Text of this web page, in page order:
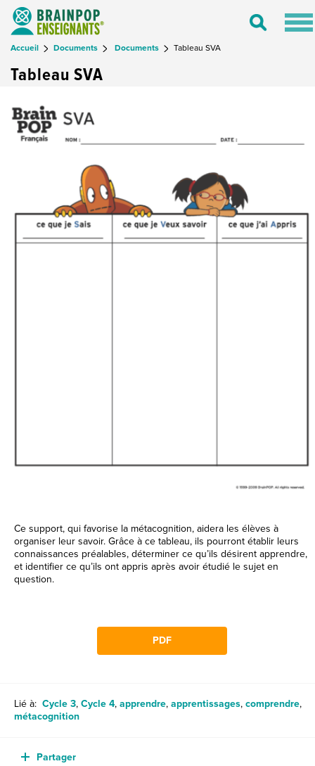
Toggle
Accueil Documents Documents Tableau SVA
Tableau SVA
Ce support, qui favorise la métacognition, aidera les élèves à
organiser leur savoir. Grâce à ce tableau, ils pourront établir leurs
connaissances préalables, déterminer ce qu’ils désirent apprendre,
et identifier ce qu’ils ont appris après avoir étudié le sujet en
question.
PDF
Lié à: Cycle 3, Cycle 4, apprendre, apprentissages, comprendre,
métacognition
Partager